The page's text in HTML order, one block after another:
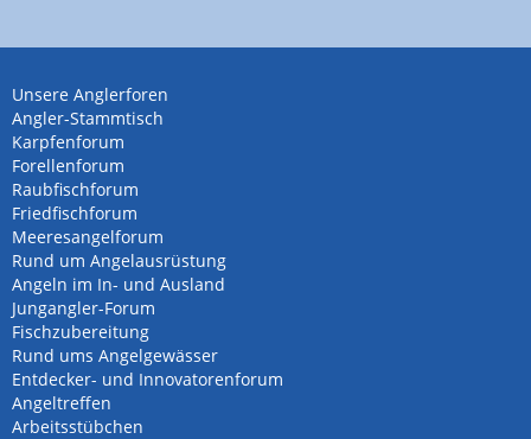
Unsere Anglerforen
Angler-Stammtisch
Karpfenforum
Forellenforum
Raubfischforum
Friedfischforum
Meeresangelforum
Rund um Angelausrüstung
Angeln im In- und Ausland
Jungangler-Forum
Fischzubereitung
Rund ums Angelgewässer
Entdecker- und Innovatorenforum
Angeltreffen
Arbeitsstübchen